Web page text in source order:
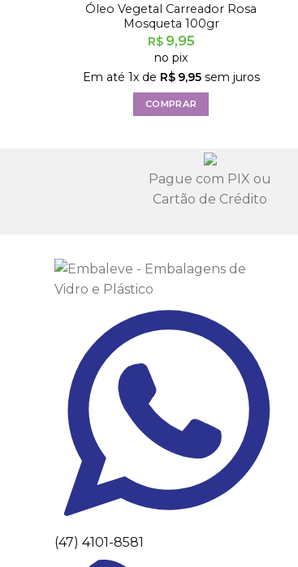
Óleo Vegetal Carreador Rosa
Mosqueta 100gr
R$ 9,95
no pix
Em até 1x de R$ 9,95sem juros
COMPRAR
Pague com PIX ou
Cartão de Crédito
(47) 4101-8581